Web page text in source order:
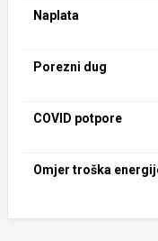
Naplata
Porezni dug
COVID potpore
Omjer troška